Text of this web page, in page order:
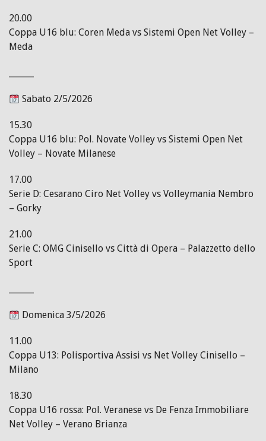
20.00
Coppa U16 blu: Coren Meda vs Sistemi Open Net Volley –
Meda
Sabato 2/5/2026
15.30
Coppa U16 blu: Pol. Novate Volley vs Sistemi Open Net
Volley – Novate Milanese
17.00
Serie D: Cesarano Ciro Net Volley vs Volleymania Nembro
– Gorky
21.00
Serie C: OMG Cinisello vs Città di Opera – Palazzetto dello
Sport
Domenica 3/5/2026
11.00
Coppa U13: Polisportiva Assisi vs Net Volley Cinisello –
Milano
18.30
Coppa U16 rossa: Pol. Veranese vs De Fenza Immobiliare
Net Volley – Verano Brianza